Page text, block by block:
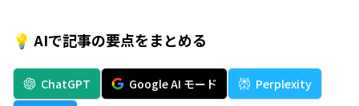
💡 AIで記事の要点をまとめる
ChatGPT Google AI モード
Perplexity